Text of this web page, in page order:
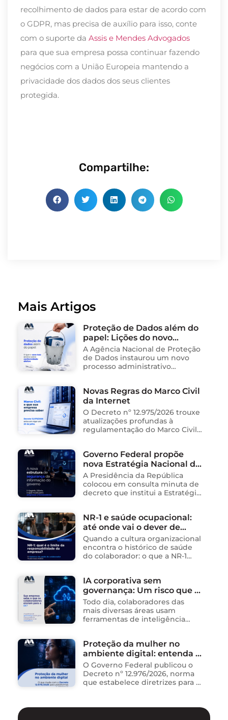
recolhimento de dados para estar de acordo com
o GDPR, mas precisa de auxílio para isso, conte
com o suporte da Assis e Mendes Advogados
para que sua empresa possa continuar fazendo
negócios com a União Europeia mantendo a
privacidade dos dados dos seus clientes
protegida.
Compartilhe:
Mais Artigos
Proteção de Dados além do
papel: Lições do novo
processo sancionador da
ANPD
A Agência Nacional de Proteção
de Dados instaurou um novo
processo administrativo
organização social responsável
pela gestão de unidades
públicas de saúde …
Novas Regras do Marco Civil
da Internet
O Decreto nº 12.975/2026 trouxe
atualizações profundas à
regulamentação do Marco Civil
operações de empresas de
tecnologia no Brasil. Para ajudar
na …
Governo Federal propõe
nova Estratégia Nacional de
Segurança da Informação e
cria sistema integrado de
governança para órgãos
A Presidência da República
colocou em consulta minuta de
decreto que institui a Estratégia
Sistema Integrado de
Segurança da Informação
(SISInfo), estabelecendo …
NR-1 e saúde ocupacional:
até onde vai o dever de
cuidado da empresa?
Quando a cultura organizacional
encontra o histórico de saúde
do colaborador: o que a NR-1
um dos ambientes mais
propícios para …
IA corporativa sem
governança: Um risco que já
está acontecendo
Todo dia, colaboradores das
mais diversas áreas usam
ferramentas de inteligência
dados, redigem e-mails, geram
relatórios. O problema não está
na ferramenta. Está …
Proteção da mulher no
ambiente digital: entenda o
novo Decreto nº 12.976/2026
O Governo Federal publicou o
Decreto nº 12.976/2026, norma
que estabelece diretrizes para a
enfrentamento da violência